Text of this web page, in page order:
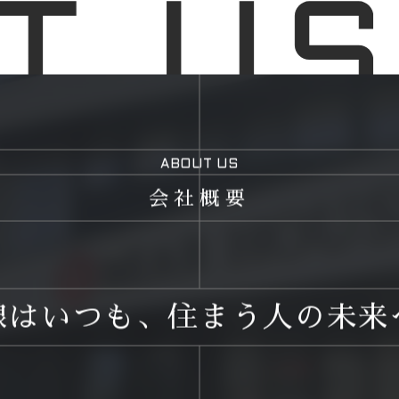
ABOUT US
会社概要
はいつも、住まう人の未来